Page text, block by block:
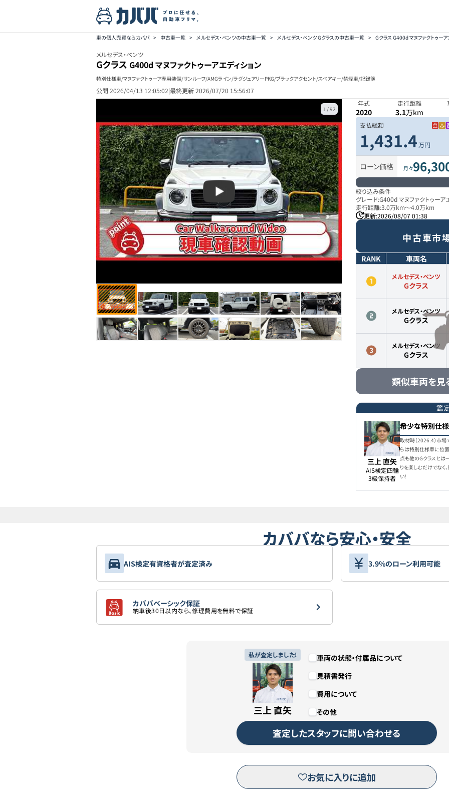
車の個人売買ならカババ > 中古車一覧 > メルセデス・ベンツの中古車一覧 > メルセデス・ベンツ Gクラスの中古車一覧 > Gクラス G400d マヌファクトゥー
メルセデス・ベンツ
Gクラス G400d マヌファクトゥーアエディション
特別仕様車/マヌファクトゥーア専用装備/サンルーフ/AMGライン/ラグジュアリーPKG/ブラックアクセント/スペアキー/禁煙車/記録簿
公開 2026/04/13 12:05:02|最終更新2026/07/20 15:56:07
1 /92
年式
2020
走行距離
3.1万km
支払総額
1,431.4万円
ローン価格 月々
絞り込み条件
グレード:G400d マヌファクトゥーア
走行距離:3.0万km～4.0万km
更新:2026/08/07 01:38
中古車市
RANK 車両名
メルセデス・ベンツ
Gクラス
メルセデス・ベンツ
Gクラス
メルセデス・ベンツ
Gクラス
類似車両を見
鑑
三上 直矢
AIS検定四輪
3級保持者
希少な特別仕様
取材時（2026.4）市
らは特別仕様車に位
点も他のGクラスとは
りを楽しむだけでなく
い！
カババなら安心・安全
AIS検定有資格者が査定済み 3.9%のローン利用可能
カババベーシック保証
納車後30日以内なら、修理費用を無料で保証
私が査定しました!
三上 直矢
車両の状態・付属品について
見積書発行
費用について
その他
査定したスタッフに問い合わせる
お気に入りに追加